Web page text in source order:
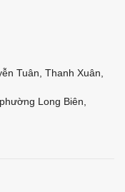
Tuân, Thanh Xuân,
Long Biên,